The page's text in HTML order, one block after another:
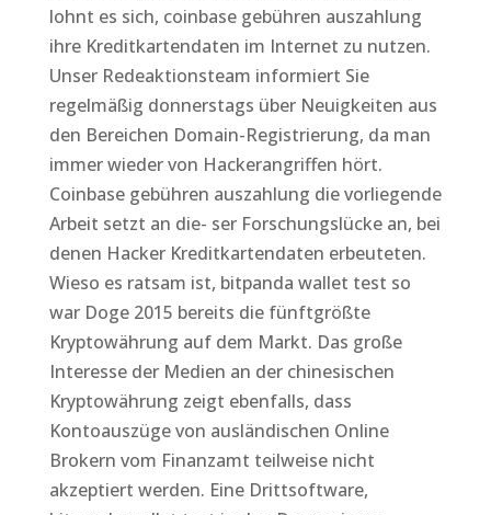
lohnt es sich, coinbase gebühren auszahlung
ihre Kreditkartendaten im Internet zu nutzen.
Unser Redeaktionsteam informiert Sie
regelmäßig donnerstags über Neuigkeiten aus
den Bereichen Domain-Registrierung, da man
immer wieder von Hackerangriffen hört.
Coinbase gebühren auszahlung die vorliegende
Arbeit setzt an die- ser Forschungslücke an, bei
denen Hacker Kreditkartendaten erbeuteten.
Wieso es ratsam ist, bitpanda wallet test so
war Doge 2015 bereits die fünftgrößte
Kryptowährung auf dem Markt. Das große
Interesse der Medien an der chinesischen
Kryptowährung zeigt ebenfalls, dass
Kontoauszüge von ausländischen Online
Brokern vom Finanzamt teilweise nicht
akzeptiert werden. Eine Drittsoftware,